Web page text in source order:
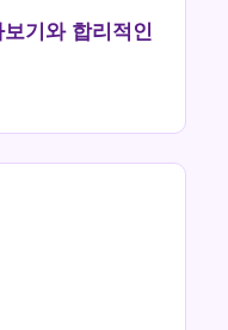
기와 합리적인